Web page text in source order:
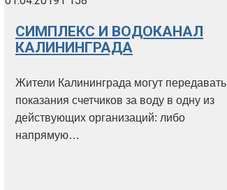
СИМПЛЕКС И ВОДОКАНАЛ
КАЛИНИНГРАДА
Жители Калининграда могут передавать
показания счетчиков за воду в одну из
действующих организаций: либо
напрямую…